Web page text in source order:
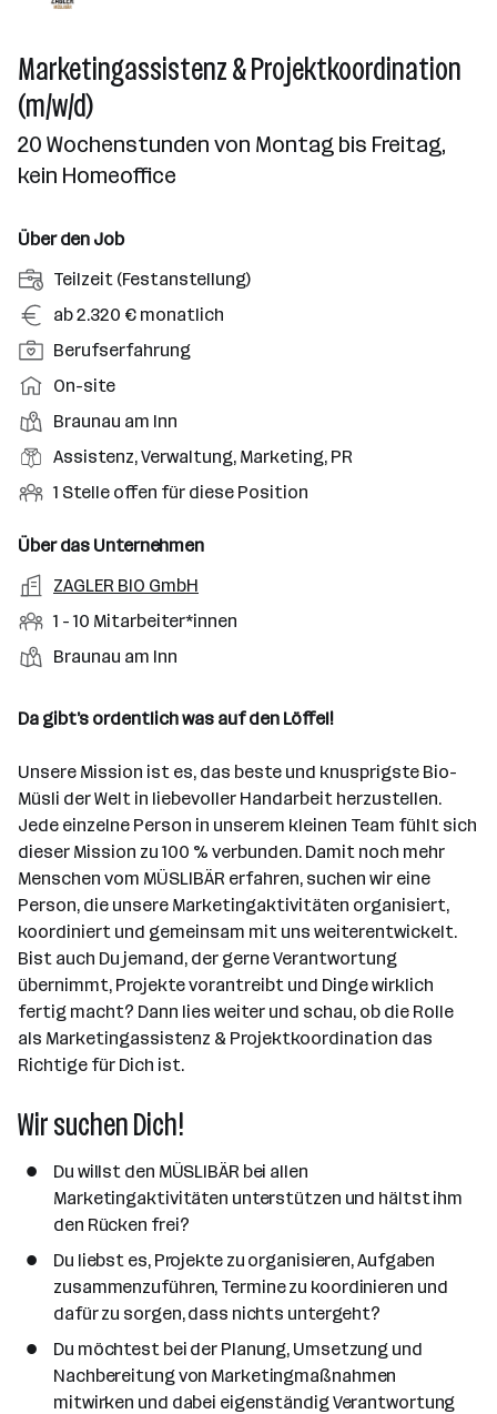
Marketingassistenz & Projektkoordination
(m/w/d)
20 Wochenstunden von Montag bis Freitag,
kein Homeoffice
Über den Job
A
n
t
e
l
u
n
s
r
t
Teilzeit (Festanstellung)
G
e
h
a
l
t
ab 2.320 € monatlich
P
o
i
t
i
n
e
b
n
Berufserfahrung
A
r
b
e
i
s
m
o
d
e
On-site
D
i
n
t
o
t
Braunau am Inn
B
e
u
s
f
l
e
Assistenz, Verwaltung, Marketing, PR
O
f
n
e
S
l
e
n
1 Stelle offen für diese Position
Über das Unternehmen
A
r
e
t
e
b
e
r
ZAGLER BIO GmbH
M
i
t
r
e
i
t
e
r
*
i
n
n
e
n
a
z
h
1 - 10 Mitarbeiter*innen
S
a
d
o
t
e
Braunau am Inn
Da gibt’s ordentlich was auf den Löffel!
Unsere Mission ist es, das beste und knusprigste Bio-
Müsli der Welt in liebevoller Handarbeit herzustellen.
Jede einzelne Person in unserem kleinen Team fühlt sich
dieser Mission zu 100 % verbunden. Damit noch mehr
Menschen vom MÜSLIBÄR erfahren, suchen wir eine
Person, die unsere Marketingaktivitäten organisiert,
koordiniert und gemeinsam mit uns weiterentwickelt.
Bist auch Du jemand, der gerne Verantwortung
übernimmt, Projekte vorantreibt und Dinge wirklich
fertig macht? Dann lies weiter und schau, ob die Rolle
als Marketingassistenz & Projektkoordination das
Richtige für Dich ist.
Wir suchen Dich!
Du willst den MÜSLIBÄR bei allen
Marketingaktivitäten unterstützen und hältst ihm
den Rücken frei?
Du liebst es, Projekte zu organisieren, Aufgaben
zusammenzuführen, Termine zu koordinieren und
dafür zu sorgen, dass nichts untergeht?
Du möchtest bei der Planung, Umsetzung und
Nachbereitung von Marketingmaßnahmen
mitwirken und dabei eigenständig Verantwortung